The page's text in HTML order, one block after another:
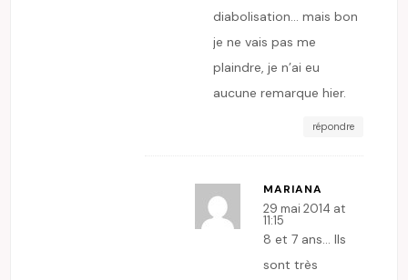
diabolisation… mais bon
je ne vais pas me
plaindre, je n’ai eu
aucune remarque hier.
répondre
MARIANA
29 mai 2014 at
11:15
8 et 7 ans… Ils
sont très